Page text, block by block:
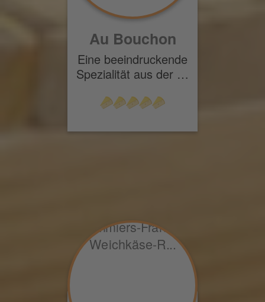
Au Bouchon
Eine beeindruckende
Spezialität aus der …